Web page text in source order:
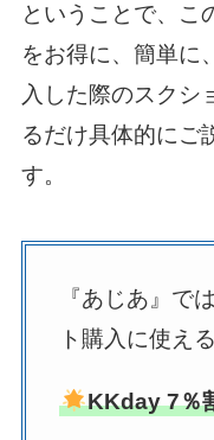
ということで、こ
をお得に、簡単に
入した際のスクシ
るだけ具体的にご
す。
『あじあ』で
ト購入に使え
KKday 7％